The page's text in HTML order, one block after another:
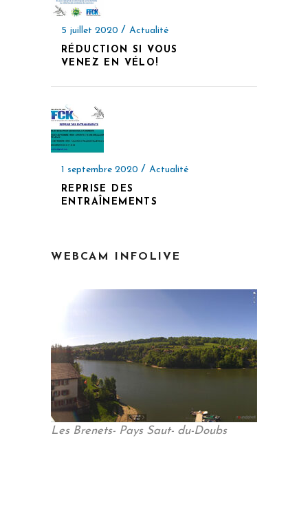
5 juillet 2020
Actualité
RÉDUCTION SI VOUS
VENEZ EN VÉLO!
1 septembre 2020
Actualité
REPRISE DES
ENTRAÎNEMENTS
WEBCAM INFOLIVE
Les Brenets- Pays Saut- du-Doubs